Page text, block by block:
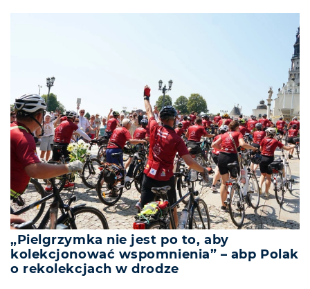
„Pielgrzymka nie jest po to, aby
kolekcjonować wspomnienia” – abp Polak
o rekolekcjach w drodze